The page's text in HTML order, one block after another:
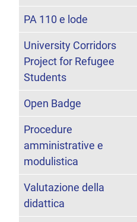
PA 110 e lode
University Corridors
Project for Refugee
Students
Open Badge
Procedure
amministrative e
modulistica
Valutazione della
didattica